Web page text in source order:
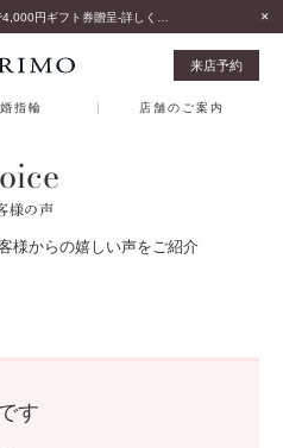
来店予約
指輪 店舗のご案内
様の声
様からの嬉しい声をご紹介
す